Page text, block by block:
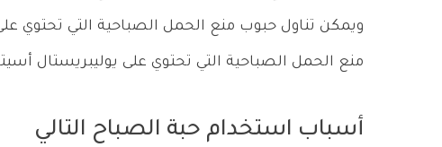
ويمكن تناول حبوب منع الحمل الصباحية التي تحتوي
منع الحمل الصباحية التي تحتوي على يوليبريستال
أسباب استخدام حبة الصباح التالي